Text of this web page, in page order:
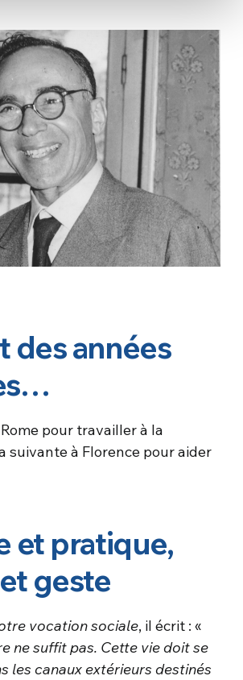
des années
pour travailler à la
suivante à Florence pour aider
et pratique,
geste
vocation sociale, il écrit : «
ne suffit pas. Cette vie doit se
les canaux extérieurs destinés